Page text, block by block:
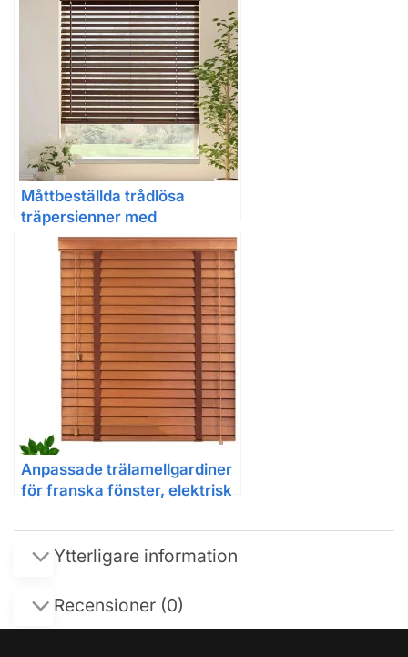
Måttbeställda trådlösa
träpersienner med
ljusfiltrering för fönster
Anpassade trälamellgardiner
för franska fönster, elektrisk
Ytterligare information
Recensioner (0)